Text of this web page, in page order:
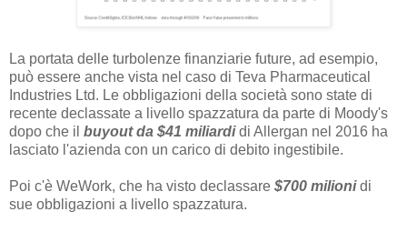
La portata delle turbolenze finanziarie future, ad esempio,
può essere anche vista nel caso di Teva Pharmaceutical
Industries Ltd. Le obbligazioni della società sono state di
recente declassate a livello spazzatura da parte di Moody's
dopo che il buyout da $41 miliardidi Allergan nel 2016 ha
lasciato l'azienda con un carico di debito ingestibile.
Poi c'è WeWork, che ha visto declassare $700 milionidi
sue obbligazioni a livello spazzatura.